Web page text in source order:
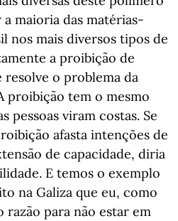
maioria das matérias-
nos mais diversos tipos de
a proibição de
o problema da
proibição tem o mesmo
pessoas viram costas. Se
afasta intenções de
de capacidade, diria
E temos o exemplo
na Galiza que eu, como
para não estar em